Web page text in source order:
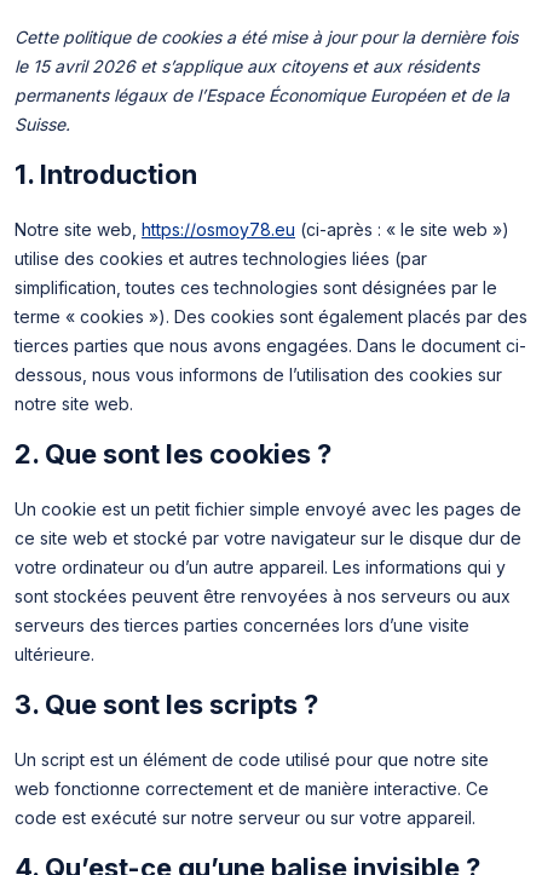
Cette politique de cookies a été mise à jour pour la dernière fois
le 15 avril 2026 et s’applique aux citoyens et aux résidents
permanents légaux de l’Espace Économique Européen et de la
Suisse.
1. Introduction
Notre site web, https://osmoy78.eu (ci-après : « le site web »)
utilise des cookies et autres technologies liées (par
simplification, toutes ces technologies sont désignées par le
terme « cookies »). Des cookies sont également placés par des
tierces parties que nous avons engagées. Dans le document ci-
dessous, nous vous informons de l’utilisation des cookies sur
notre site web.
2. Que sont les cookies ?
Un cookie est un petit fichier simple envoyé avec les pages de
ce site web et stocké par votre navigateur sur le disque dur de
votre ordinateur ou d’un autre appareil. Les informations qui y
sont stockées peuvent être renvoyées à nos serveurs ou aux
serveurs des tierces parties concernées lors d’une visite
ultérieure.
3. Que sont les scripts ?
Un script est un élément de code utilisé pour que notre site
web fonctionne correctement et de manière interactive. Ce
code est exécuté sur notre serveur ou sur votre appareil.
4. Qu’est-ce qu’une balise invisible ?